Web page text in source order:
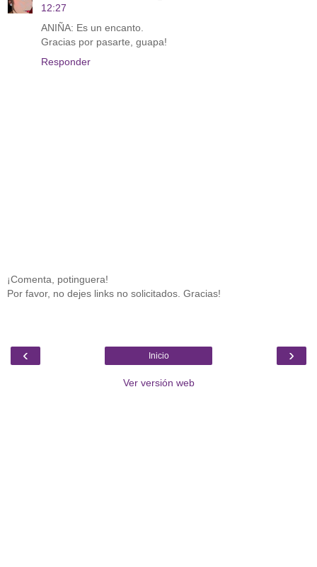
12:27
ANIÑA: Es un encanto.
Gracias por pasarte, guapa!
Responder
¡Comenta, potinguera!
Por favor, no dejes links no solicitados. Gracias!
‹ ›
Inicio
Ver versión web